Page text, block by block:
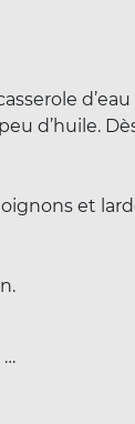
d’huile.
et
…